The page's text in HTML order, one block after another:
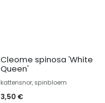
Cleome spinosa 'White
Queen'
kattensnor, spinbloem
3,50 €